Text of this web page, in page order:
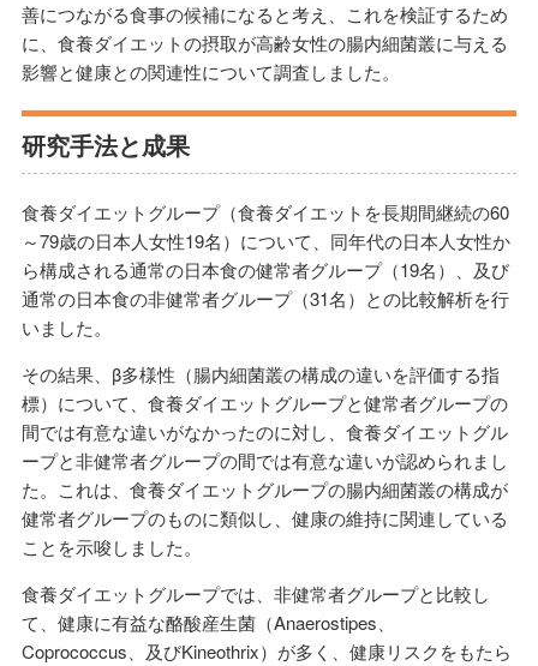
善につながる食事の候補になると考え、これを検証するため
に、食養ダイエットの摂取が高齢女性の腸内細菌叢に与える
影響と健康との関連性について調査しました。
研究手法と成果
食養ダイエットグループ（食養ダイエットを長期間継続の60
～79歳の日本人女性19名）について、同年代の日本人女性か
ら構成される通常の日本食の健常者グループ（19名）、及び
通常の日本食の非健常者グループ（31名）との比較解析を行
いました。
その結果、β多様性（腸内細菌叢の構成の違いを評価する指
標）について、食養ダイエットグループと健常者グループの
間では有意な違いがなかったのに対し、食養ダイエットグル
ープと非健常者グループの間では有意な違いが認められまし
た。これは、食養ダイエットグループの腸内細菌叢の構成が
健常者グループのものに類似し、健康の維持に関連している
ことを示唆しました。
食養ダイエットグループでは、非健常者グループと比較し
て、健康に有益な酪酸産生菌（Anaerostipes、
Coprococcus、及びKineothrix）が多く、健康リスクをもたら